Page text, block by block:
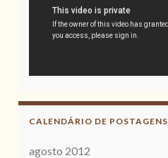
CALENDÁRIO DE POSTAGENS
agosto 2012